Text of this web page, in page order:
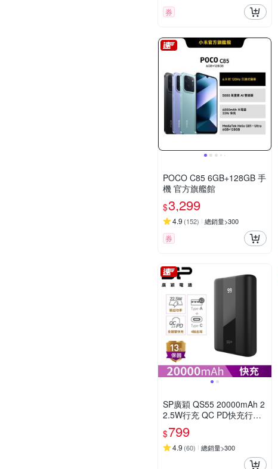
券
POCO C85 6GB+128GB 手
機 官方旗艦館
$3,299
4.9 (152) 總銷量>300
券
SP廣穎 QS55 20000mAh 2
2.5W行充 QC PD快充行動
電源
$799
4.9 (60) 總銷量>300